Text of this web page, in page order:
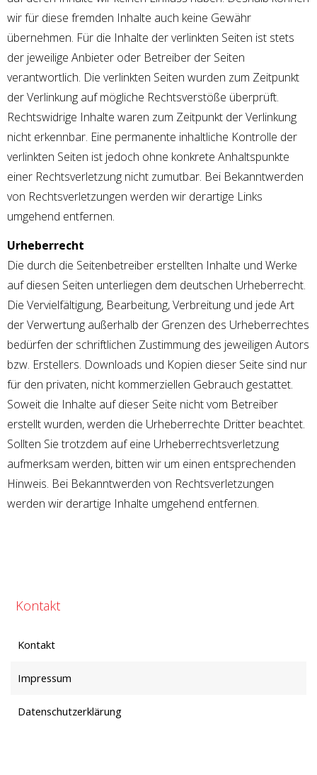
wir für diese fremden Inhalte auch keine Gewähr
übernehmen. Für die Inhalte der verlinkten Seiten ist stets
der jeweilige Anbieter oder Betreiber der Seiten
verantwortlich. Die verlinkten Seiten wurden zum Zeitpunkt
der Verlinkung auf mögliche Rechtsverstöße überprüft.
Rechtswidrige Inhalte waren zum Zeitpunkt der Verlinkung
nicht erkennbar. Eine permanente inhaltliche Kontrolle der
verlinkten Seiten ist jedoch ohne konkrete Anhaltspunkte
einer Rechtsverletzung nicht zumutbar. Bei Bekanntwerden
von Rechtsverletzungen werden wir derartige Links
umgehend entfernen.
Urheberrecht
Die durch die Seitenbetreiber erstellten Inhalte und Werke
auf diesen Seiten unterliegen dem deutschen Urheberrecht.
Die Vervielfältigung, Bearbeitung, Verbreitung und jede Art
der Verwertung außerhalb der Grenzen des Urheberrechtes
bedürfen der schriftlichen Zustimmung des jeweiligen Autors
bzw. Erstellers. Downloads und Kopien dieser Seite sind nur
für den privaten, nicht kommerziellen Gebrauch gestattet.
Soweit die Inhalte auf dieser Seite nicht vom Betreiber
erstellt wurden, werden die Urheberrechte Dritter beachtet.
Sollten Sie trotzdem auf eine Urheberrechtsverletzung
aufmerksam werden, bitten wir um einen entsprechenden
Hinweis. Bei Bekanntwerden von Rechtsverletzungen
werden wir derartige Inhalte umgehend entfernen.
Kontakt
Kontakt
Impressum
Datenschutzerklärung